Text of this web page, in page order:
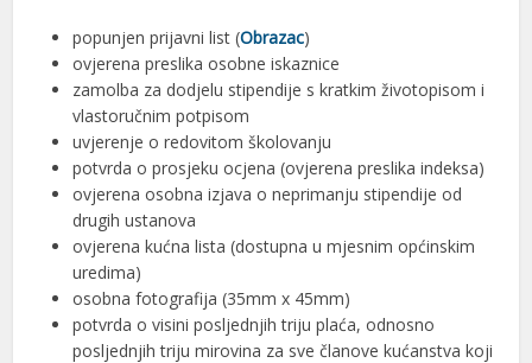
popunjen prijavni list (Obrazac)
ovjerena preslika osobne iskaznice
zamolba za dodjelu stipendije s kratkim životopisom i
vlastoručnim potpisom
uvjerenje o redovitom školovanju
potvrda o prosjeku ocjena (ovjerena preslika indeksa)
ovjerena osobna izjava o neprimanju stipendije od
drugih ustanova
ovjerena kućna lista (dostupna u mjesnim općinskim
uredima)
osobna fotografija (35mm x 45mm)
potvrda o visini posljednjih triju plaća, odnosno
posljednjih triju mirovina za sve članove kućanstva koji